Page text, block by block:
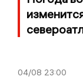
04/08 23:00